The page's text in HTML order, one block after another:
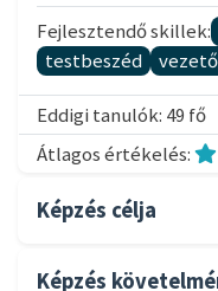
Fejlesztendő skillek:
testbeszéd
Eddigi tanulók: 49 fő
Átlagos értékelés:
Képzés célja
Képzés